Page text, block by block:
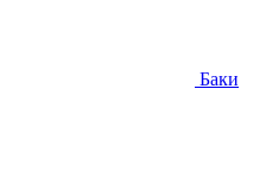
Баки